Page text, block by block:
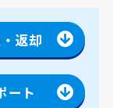
返却
ート